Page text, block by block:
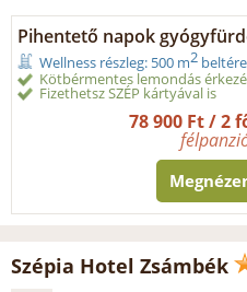
Pihentető napok
Wellness részleg: 500 m2
Kötbérmentes lemondás
Fizethetsz SZÉP kártyával is
78 900 Ft / 2
Szépia Hotel Zsámbék